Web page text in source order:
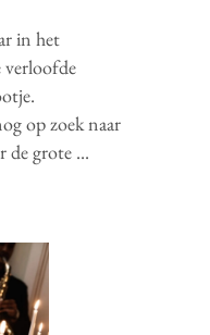
in het
op zoek naar
de grote